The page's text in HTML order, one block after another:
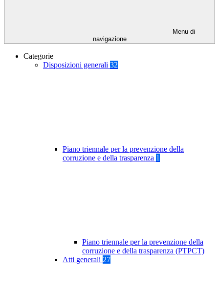
Menu di
navigazione
Categorie
Disposizioni generali 32
Piano triennale per la prevenzione della
corruzione e della trasparenza 1
Piano triennale per la prevenzione della
corruzione e della trasparenza (PTPCT)
Atti generali 27